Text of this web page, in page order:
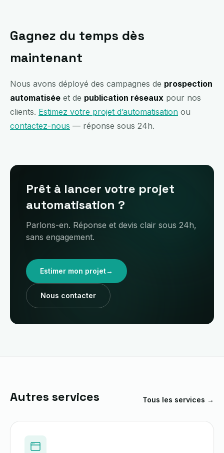
Gagnez du temps dès
maintenant
Nous avons déployé des campagnes de prospection
automatisée et de publication réseaux pour nos
clients. Estimez votre projet d’automatisation ou
contactez-nous — réponse sous 24h.
Prêt à lancer votre projet
automatisation ?
Parlons-en. Réponse et devis clair sous 24h,
sans engagement.
Estimer mon projet→
Nous contacter
Autres services Tous les services →